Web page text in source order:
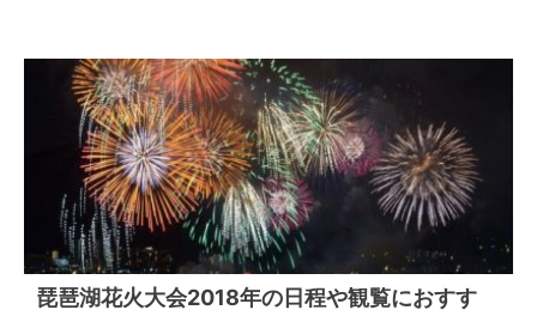
琵琶湖花火大会2018年の日程や観覧におすす